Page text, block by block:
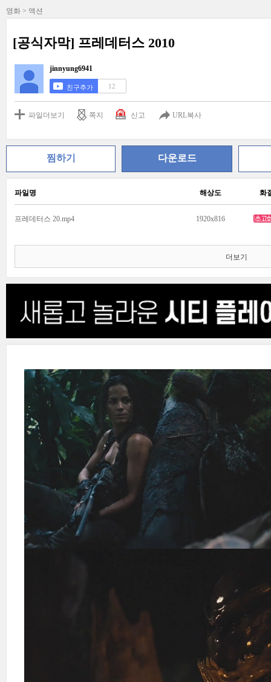
영화 > 액션
[공식자막] 프레데터스 2010
jinnyung6941
친구추가 12
파일더보기 쪽지 신고 URL복사
찜하기 다운로드
파일명 해상도 화
프레데터스 20.mp4 1920x816
더보기